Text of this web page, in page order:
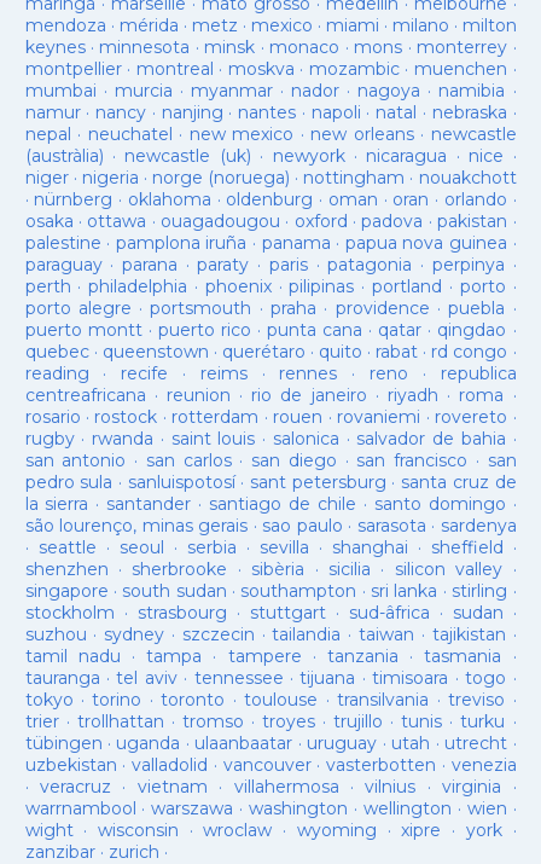
mendoza · mérida · metz · mexico · miami · milano · milton
keynes· minnesota · minsk · monaco · mons · monterrey ·
montpellier· montreal · moskva · mozambic· muenchen ·
mumbai · murcia · myanmar· nador · nagoya · namibia ·
namur· nancy · nanjing · nantes · napoli · natal · nebraska ·
nepal · neuchatel · new mexico · new orleans· newcastle
(austràlia) · newcastle (uk) · newyork· nicaragua · nice ·
niger· nigeria · norge (noruega) · nottingham · nouakchott
· nürnberg · oklahoma · oldenburg · oman · oran · orlando ·
osaka · ottawa · ouagadougou · oxford ·padova ·pakistan ·
palestine · pamplona iruña · panama · papua nova guinea ·
paraguay· parana ·paraty · paris·patagonia · perpinya ·
perth ·philadelphia · phoenix·pilipinas ·portland · porto ·
porto alegre ·portsmouth ·praha · providence ·puebla ·
puerto montt· puerto rico ·punta cana · qatar · qingdao ·
quebec· queenstown · querétaro · quito · rabat · rd congo ·
reading · recife · reims· rennes · reno · republica
centreafricana · reunion · rio de janeiro · riyadh · roma ·
rosario · rostock · rotterdam · rouen · rovaniemi · rovereto ·
rugby· rwanda · saint louis · salonica · salvador de bahia ·
san antonio · san carlos· san diego · san francisco · san
pedro sula · sanluispotosí· sant petersburg · santa cruz de
la sierra · santander · santiago de chile · santo domingo ·
são lourenço, minas gerais · sao paulo · sarasota · sardenya
· seattle · seoul · serbia · sevilla · shanghai · sheffield ·
shenzhen · sherbrooke · sibèria · sicilia · silicon valley ·
singapore · south sudan · southampton · sri lanka · stirling ·
stockholm · strasbourg · stuttgart· sud-âfrica · sudan ·
suzhou · sydney · szczecin ·tailandia ·taiwan · tajikistan ·
tamil nadu ·tampa · tampere · tanzania ·tasmania ·
tauranga ·tel aviv· tennessee ·tijuana ·timisoara ·togo ·
tokyo ·torino ·toronto ·toulouse ·transilvania ·treviso ·
trier· trollhattan · tromso · troyes·trujillo ·tunis ·turku ·
tübingen · uganda · ulaanbaatar · uruguay · utah · utrecht ·
uzbekistan · valladolid · vancouver· vasterbotten · venezia
· veracruz · vietnam · villahermosa ·vilnius ·virginia ·
warrnambool ·warszawa ·washington · wellington · wien ·
wight· wisconsin ·wroclaw · wyoming ·xipre · york·
zanzibar· zurich ·